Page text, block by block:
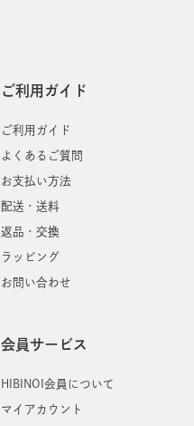
ご利用ガイド
ご利用ガイド
よくあるご質問
お支払い方法
配送・送料
返品・交換
ラッピング
お問い合わせ
会員サービス
HIBINOI会員について
マイアカウント